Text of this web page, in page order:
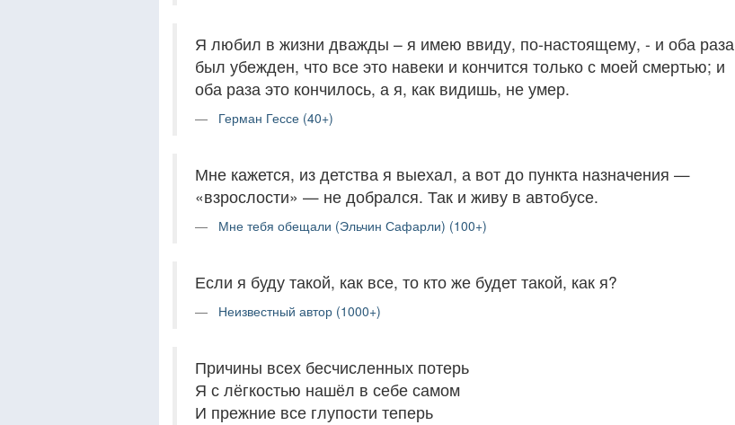
Я любил в жизни дважды – я имею ввиду, по-настоящему, - и оба раза
был убежден, что все это навеки и кончится только с моей смертью; и
оба раза это кончилось, а я, как видишь, не умер.
Герман Гессе (40+)
Мне кажется, из детства я выехал, а вот до пункта назначения —
«взрослости» — не добрался. Так и живу в автобусе.
Мне тебя обещали (Эльчин Сафарли) (100+)
Если я буду такой, как все, то кто же будет такой, как я?
Неизвестный автор (1000+)
Причины всех бесчисленных потерь
Я с лёгкостью нашёл в себе самом
И прежние все глупости теперь